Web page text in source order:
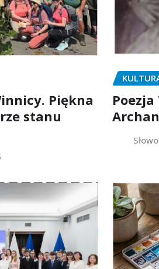
Piękna
stanu